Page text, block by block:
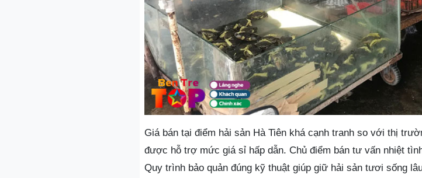
Giá bán tại điểm hải sản Hà Tiên khá cạnh tranh so với thị
được hỗ trợ mức giá sỉ hấp dẫn. Chủ điểm bán tư vấn nhiệt
Quy trình bảo quản đúng kỹ thuật giúp giữ hải sản tươi sống